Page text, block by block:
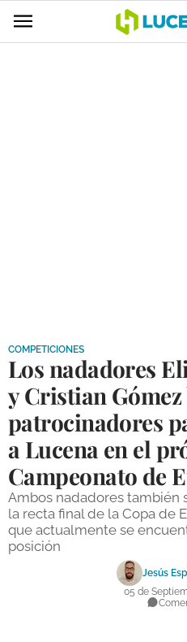
DEPORTES
COMPETICIONES
DEPORTE BASE
OPINIÓN
VENTANA CIUDADANA
CÓRDOBA
COMPETICIONES
Los nadadores
y Cristian Gómez
patrocinadores
a Lucena en el
Campeonato de
Ambos nadadores también
la recta final de la Copa de
que actualmente se
posición
Jesús
05 de